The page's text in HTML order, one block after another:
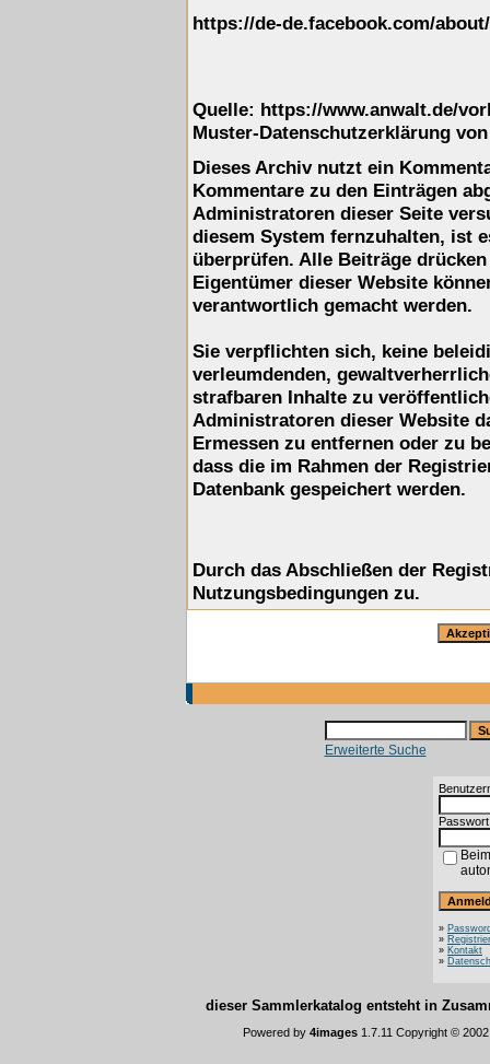
https://de-de.facebook.com/
Quelle: https://www.anwalt.de/
Muster-Datenschutzerklärung
Dieses Archiv nutzt ein
Kommentare zu den Einträgen
Administratoren dieser Seite
diesem System fernzuhalten, ist
überprüfen. Alle Beiträge
Eigentümer dieser Website
verantwortlich gemacht werden.
Sie verpflichten sich, keine
verleumdenden,
strafbaren Inhalte zu
Administratoren dieser Website
Ermessen zu entfernen oder zu
dass die im Rahmen der
Datenbank gespeichert werden.
Durch das Abschließen der
Nutzungsbedingungen zu.
Erweiterte Suche
»
»
» Kontakt
»
dieser Sammlerkatalog entsteht in
Powered by 4images 1.7.11 Copyright ©